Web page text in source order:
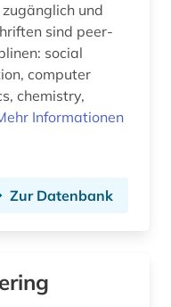
und
sind peer-
computer
chemistry,
Informationen
Zur Datenbank